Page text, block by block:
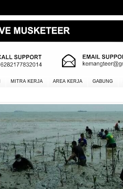
MITRA KERJA AREA KERJA GABUNG